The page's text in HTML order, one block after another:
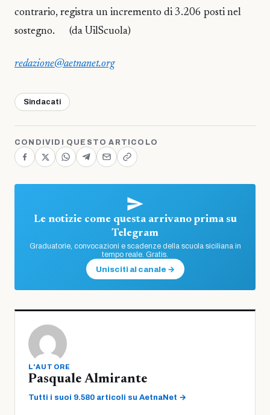
contrario, registra un incremento di 3.206 posti nel
sostegno. (da UilScuola)
redazione@aetnanet.org
Sindacati
CONDIVIDI QUESTO ARTICOLO
Le notizie come questa arrivano prima su
Telegram
Graduatorie, convocazioni e scadenze della scuola siciliana in
tempo reale. Gratis.
Unisciti al canale →
L'AUTORE
Pasquale Almirante
Tutti i suoi 9.580 articoli su AetnaNet →